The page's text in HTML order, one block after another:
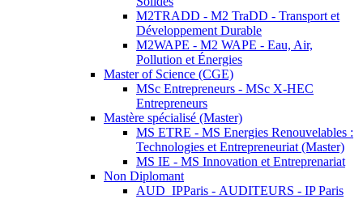
M2TRADD - M2 TraDD - Transport et
Développement Durable
M2WAPE - M2 WAPE - Eau, Air,
Pollution et Énergies
Master of Science (CGE)
MSc Entrepreneurs - MSc X-HEC
Entrepreneurs
Mastère spécialisé (Master)
MS ETRE - MS Energies Renouvelables :
Technologies et Entrepreneuriat (Master)
MS IE - MS Innovation et Entreprenariat
Non Diplomant
AUD_IPParis - AUDITEURS - IP Paris